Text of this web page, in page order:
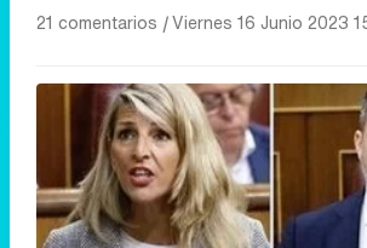
21 comentarios |Viernes 16 Junio 2023